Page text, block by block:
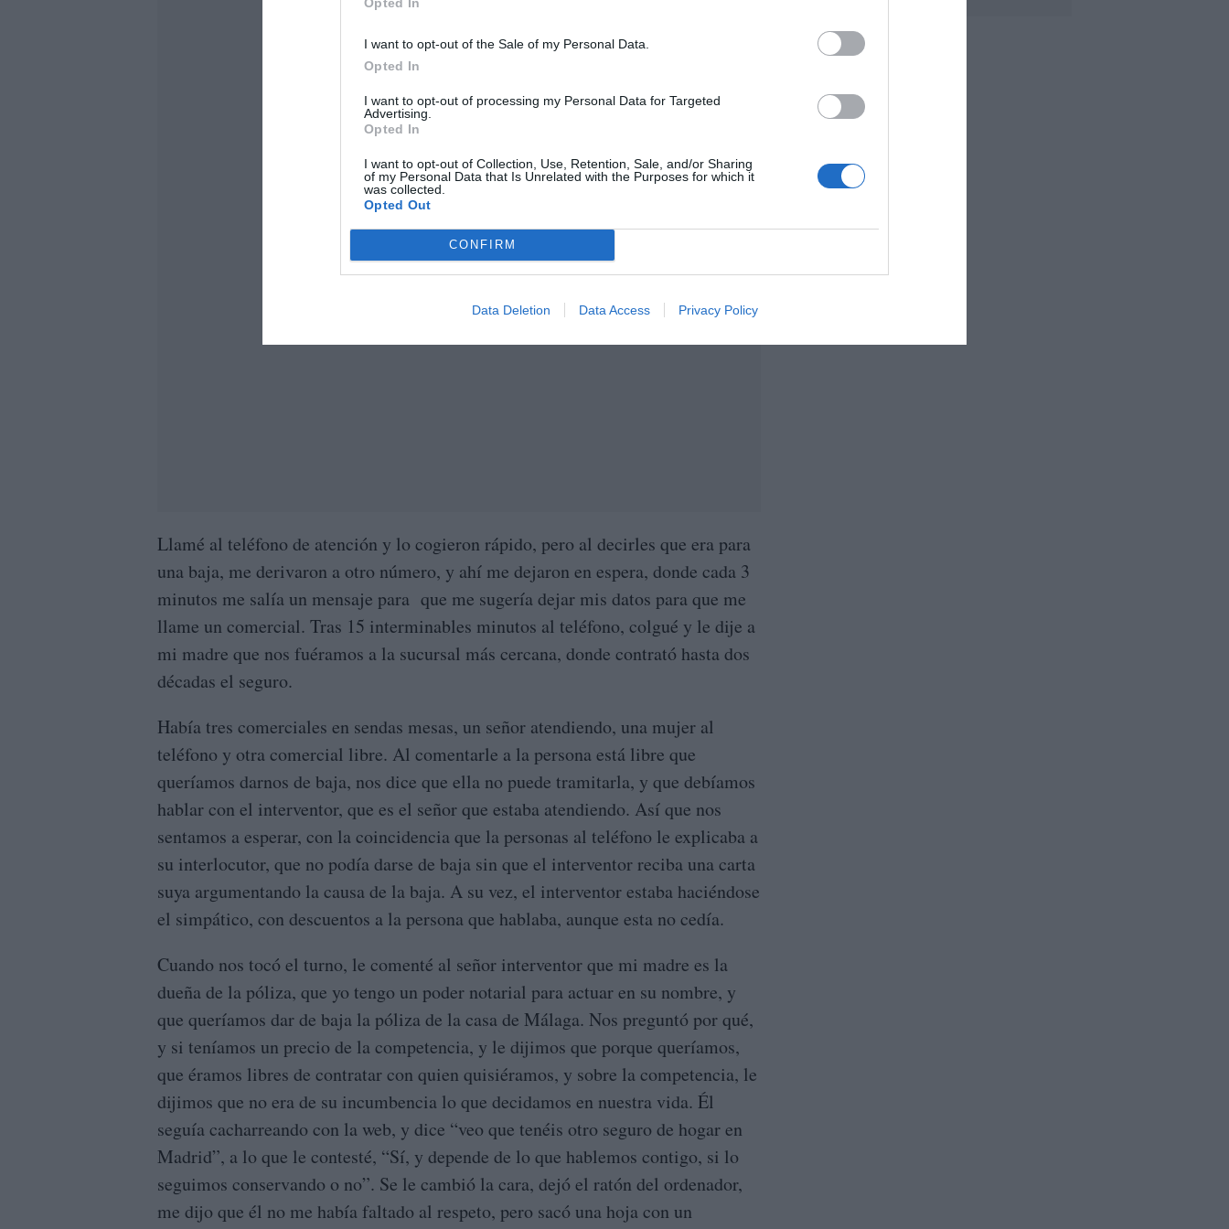
I want to opt-out of the Sale of my Personal Data.
Opted In
I want to opt-out of processing my Personal Data for Targeted
Advertising.
Opted In
I want to opt-out of Collection, Use, Retention, Sale, and/or Sharing
of my Personal Data that Is Unrelated with the Purposes for which it
was collected.
Opted Out
CONFIRM
Data Deletion Data Access Privacy Policy
Llamé al teléfono de atención y lo cogieron rápido, pero al decirles que era para
una baja, me derivaron a otro número, y ahí me dejaron en espera, donde cada 3
minutos me salía un mensaje para que me sugería dejar mis datos para que me
llame un comercial. Tras 15 interminables minutos al teléfono, colgué y le dije a
mi madre que nos fuéramos a la sucursal más cercana, donde contrató hasta dos
décadas el seguro.
Había tres comerciales en sendas mesas, un señor atendiendo, una mujer al
teléfono y otra comercial libre. Al comentarle a la persona está libre que
queríamos darnos de baja, nos dice que ella no puede tramitarla, y que debíamos
hablar con el interventor, que es el señor que estaba atendiendo. Así que nos
sentamos a esperar, con la coincidencia que la personas al teléfono le explicaba a
su interlocutor, que no podía darse de baja sin que el interventor reciba una carta
suya argumentando la causa de la baja. A su vez, el interventor estaba haciéndose
el simpático, con descuentos a la persona que hablaba, aunque esta no cedía.
Cuando nos tocó el turno, le comenté al señor interventor que mi madre es la
dueña de la póliza, que yo tengo un poder notarial para actuar en su nombre, y
que queríamos dar de baja la póliza de la casa de Málaga. Nos preguntó por qué,
y si teníamos un precio de la competencia, y le dijimos que porque queríamos,
que éramos libres de contratar con quien quisiéramos, y sobre la competencia, le
dijimos que no era de su incumbencia lo que decidamos en nuestra vida. Él
seguía cacharreando con la web, y dice “veo que tenéis otro seguro de hogar en
Madrid”, a lo que le contesté, “Sí, y depende de lo que hablemos contigo, si lo
seguimos conservando o no”. Se le cambió la cara, dejó el ratón del ordenador,
me dijo que él no me había faltado al respeto, pero sacó una hoja con un